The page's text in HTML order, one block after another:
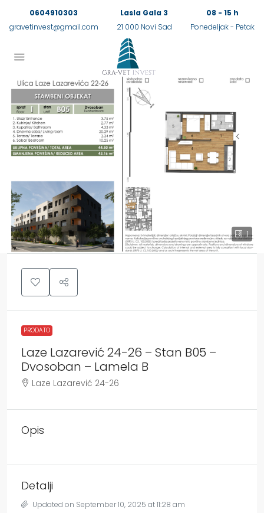
0604910303
gravetinvest@gmail.com
Lasla Gala 3
21 000 Novi Sad
08 - 15 h
Ponedeljak - Petak
1
PRODATO
Laze Lazarević 24-26 – Stan B05 –
Dvosoban – Lamela B
Laze Lazarević 24-26
Opis
Detalji
Updated on September 10, 2025 at 11:28 am